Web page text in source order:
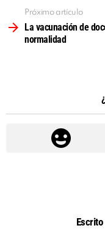
Próximo artículo
La vacunación de
normalidad